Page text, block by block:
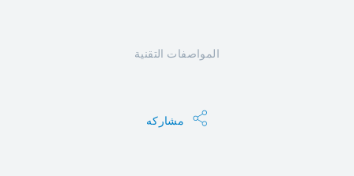
المواصفات التقنية
مشاركه